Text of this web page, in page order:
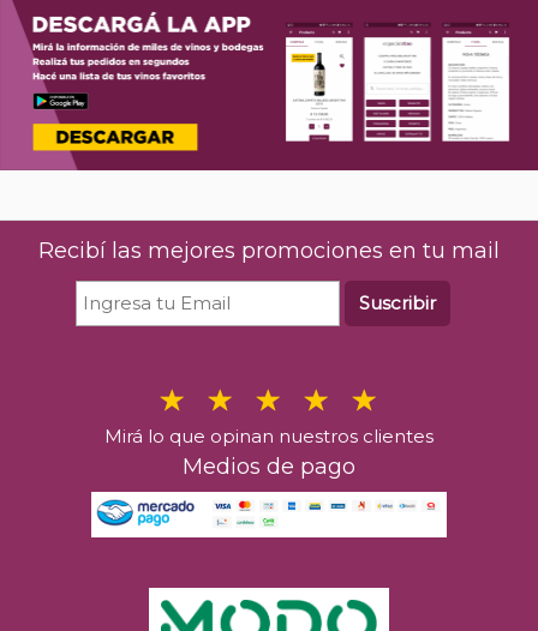
Recibí las mejores promociones en tu mail
Suscribir
Mirá lo que opinan nuestros clientes
Medios de pago